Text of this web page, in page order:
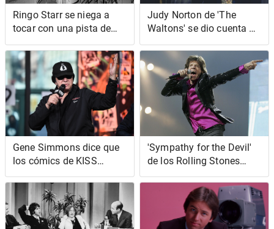
Ringo Starr se niega a
tocar con una pista de
clic y eso lo convierte en
un mejor baterista
Judy Norton de 'The
Waltons' se dio cuenta de
que a veces era 'una
mocosa' cuando filmaba
el programa
Gene Simmons dice que
los cómics de KISS
podrían "recrear la
humanidad"
'Sympathy for the Devil'
de los Rolling Stones
sonaba originalmente
como música brasileña